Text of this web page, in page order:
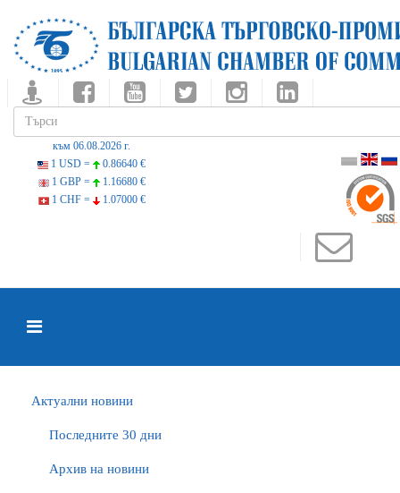
към 06.08.2026 г.
1 USD =
0.86640 €
1 GBP =
1.16680 €
1 CHF =
1.07000 €
Актуални новини
Последните 30 дни
Архив на новини